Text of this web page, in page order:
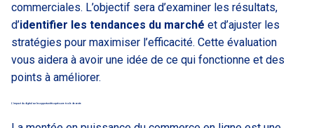
commerciales. L’objectif sera d’examiner les résultats,
d’identifier les tendances du marché et d’ajuster les
stratégies pour maximiser l’efficacité. Cette évaluation
vous aidera à avoir une idée de ce qui fonctionne et des
points à améliorer.
L’impact du digital sur les opportunités après une école de vente